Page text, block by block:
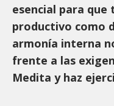
esencial para
productivo como
armonía interna
frente a las
Medita y haz